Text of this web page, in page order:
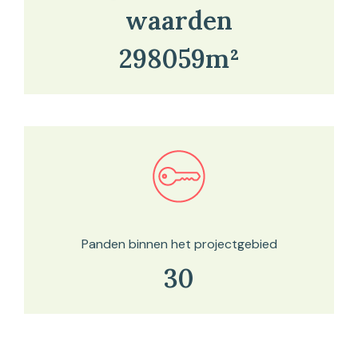
waarden
298059m²
Bekijk in onze kaartviewer
Panden binnen het projectgebied
30